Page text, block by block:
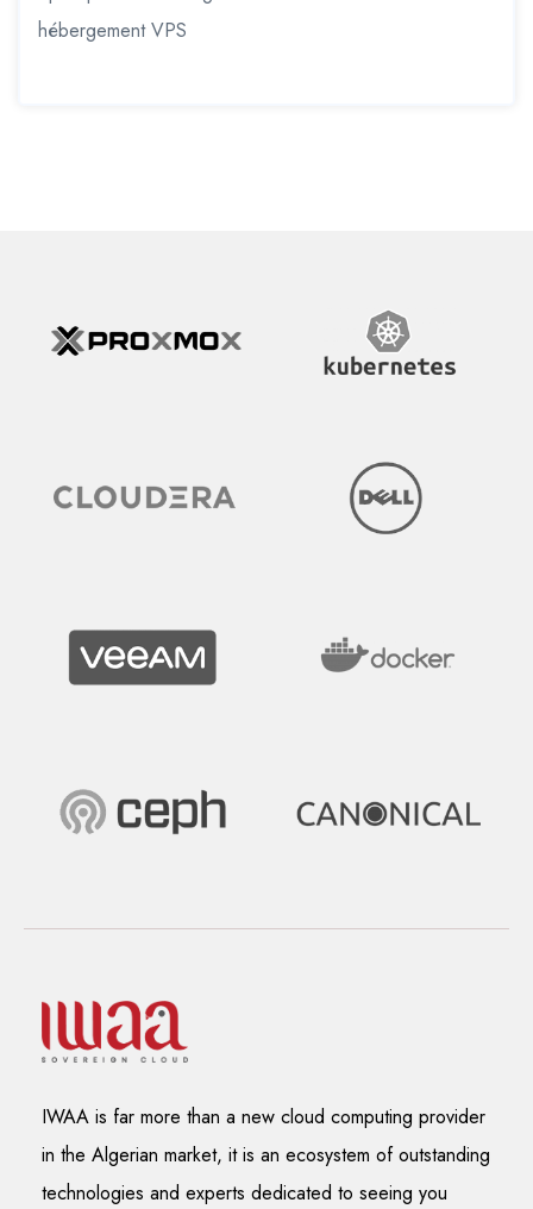
hébergement VPS
IWAA is far more than a new cloud computing provider
in the Algerian market, it is an ecosystem of outstanding
technologies and experts dedicated to seeing you